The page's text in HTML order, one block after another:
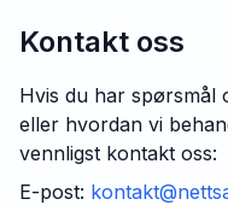
Kontakt oss
Hvis du har
eller hvordan vi
vennligst kontakt oss:
E-post: